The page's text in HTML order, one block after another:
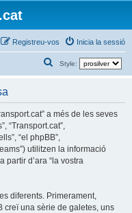
Inicia la sessió
Registreu-vos
Style:
e
c
a
a més de les seves
“Transport.cat”,
“el phpBB”,
utilitzen la informació
d’ara “la vostra
diferents. Primerament,
creï una sèrie de galetes, uns